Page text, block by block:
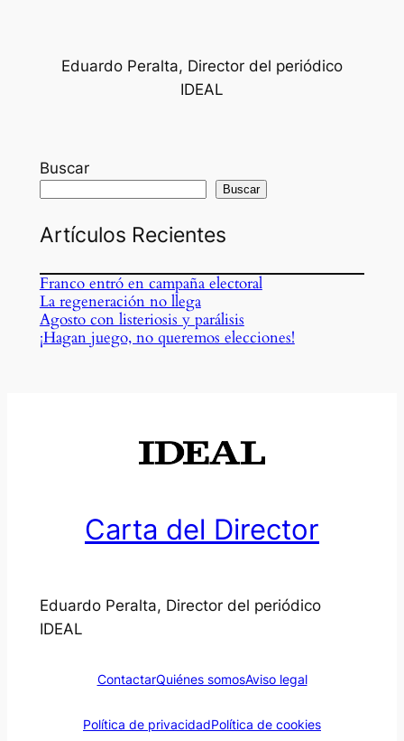
Eduardo Peralta, Director del periódico
IDEAL
Buscar
Buscar
Artículos Recientes
Franco entró en campaña electoral
La regeneración no llega
Agosto con listeriosis y parálisis
¡Hagan juego, no queremos elecciones!
Carta del Director
Eduardo Peralta, Director del periódico
IDEAL
ContactarQuiénes somosAviso legal
Política de privacidadPolítica de cookies